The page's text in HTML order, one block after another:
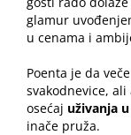
glamur
u cenama i
Poenta je da
svakodnevice,
osećaj uživanja
inače pruža.